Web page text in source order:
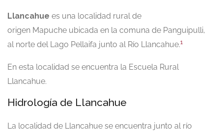
Llancahue es una localidad rural de
origen Mapuche ubicada en la comuna de Panguipulli,
al norte del Lago Pellaifa junto al Río Llancahue.1
En esta localidad se encuentra la Escuela Rural
Llancahue.
Hidrología de Llancahue
La localidad de Llancahue se encuentra junto al río